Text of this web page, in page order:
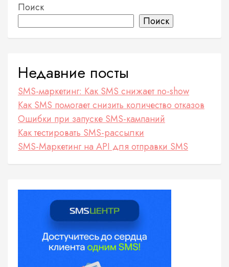
Поиск
Поиск
Недавние посты
SMS-маркетинг: Как SMS снижает no-show
Как SMS помогает снизить количество отказов
Ошибки при запуске SMS-кампаний
Как тестировать SMS-рассылки
SMS-Маркетинг на API для отправки SMS